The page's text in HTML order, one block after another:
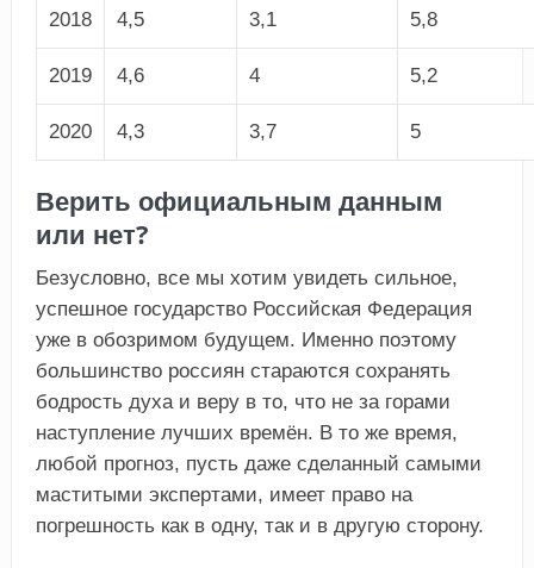
2018 4,5 3,1 5,8
2019 4,6 4 5,2
2020 4,3 3,7 5
Верить официальным данным
или нет?
Безусловно, все мы хотим увидеть сильное,
успешное государство Российская Федерация
уже в обозримом будущем. Именно поэтому
большинство россиян стараются сохранять
бодрость духа и веру в то, что не за горами
наступление лучших времён. В то же время,
любой прогноз, пусть даже сделанный самыми
маститыми экспертами, имеет право на
погрешность как в одну, так и в другую сторону.